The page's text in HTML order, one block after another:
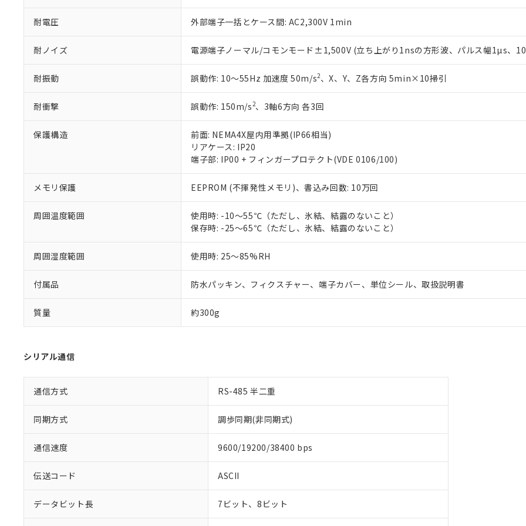
耐電圧 外部端子一括とケース間: AC2,300V 1min
耐ノイズ 電源端子ノーマル/コモンモード±1,500V (立ち上がり1nsの方形波、パルス幅1µs、
耐振動 誤動作: 10～55Hz 加速度 50m/s2、X、Y、Z各方向 5min×10掃引
耐衝撃 誤動作: 150m/s2、3軸6方向 各3回
保護構造
前面: NEMA4X屋内用準拠(IP66相当)
リアケース: IP20
端子部: IP00 + フィンガープロテクト(VDE 0106/100)
メモリ保護 EEPROM (不揮発性メモリ)、書込み回数: 10万回
周囲温度範囲
使用時: -10～55℃（ただし、氷結、結露のないこと）
保存時: -25～65℃（ただし、氷結、結露のないこと）
周囲湿度範囲 使用時: 25～85%RH
付属品 防水パッキン、フィクスチャー、端子カバー、単位シール、取扱説明書
質量 約300g
シリアル通信
通信方式 RS-485 半二重
同期方式 調歩同期(非同期式)
通信速度 9600/19200/38400 bps
伝送コード ASCII
データビット長 7ビット、8ビット